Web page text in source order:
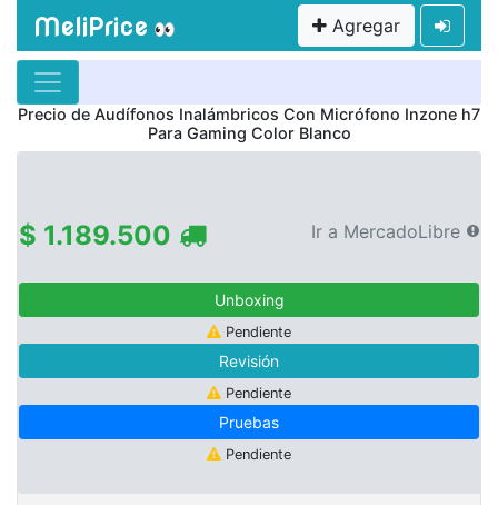
MeliPrice 👀 Agregar
Precio de Audífonos Inalámbricos Con Micrófono Inzone h7
Para Gaming Color Blanco
$ 1.189.500 Ir a MercadoLibre
Unboxing
Pendiente
Revisión
Pendiente
Pruebas
Pendiente